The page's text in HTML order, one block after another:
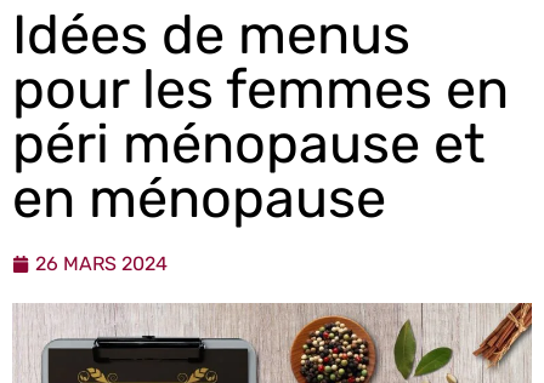
Idées de menus
pour les femmes en
péri ménopause et
en ménopause
26 MARS 2024